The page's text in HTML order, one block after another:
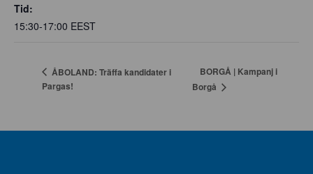
Tid:
15:30-17:00 EEST
ÅBOLAND: Träffa kandidater i
Pargas!
BORGÅ | Kampanj i
Borgå